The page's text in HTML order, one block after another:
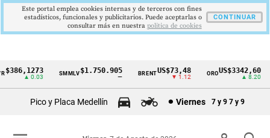
Cintillo
▲ 0.03
SMMLV$1.750.905 BRENTUS$73,48
▼ 1.12
OROUS$3342,60
▲ 8.20
Pico y Placa Medellín Viernes 7 y 9 7 y 9
Este portal emplea cookies internas y de terceros con fines
estadísticos, funcionales y publicitarios. Puede aceptarlas o
consultar más en nuestra politica de cookies
CONTINUAR